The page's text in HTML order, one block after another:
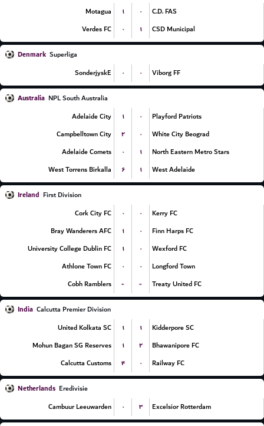
Motagua
۱ ۰
C.D. FAS
Verdes FC
۰ ۱ CSD Municipal
Denmark Superliga
SonderjyskE
۰ ۰ Viborg FF
Australia NPL South Australia
Adelaide City
۱ ۰
Playford Patriots
Campbelltown City
۲ ۰
White City Beograd
Adelaide Comets
۰ ۱
North Eastern Metro Stars
West Torrens Birkalla
۶ ۱ West Adelaide
Ireland First Division
Cork City FC
۰ ۰
Kerry FC
Bray Wanderers AFC
۱ ۰
Finn Harps FC
University College Dublin FC
۱ ۰
Wexford FC
Athlone Town FC
۰ ۰
Longford Town
Cobh Ramblers
- - Treaty United FC
India Calcutta Premier Division
United Kolkata SC
۱ ۱
Kidderpore SC
Mohun Bagan SG Reserves
۱ ۲
Bhawanipore FC
Calcutta Customs
۴ ۰ Railway FC
Netherlands Eredivisie
Cambuur Leeuwarden
۰ ۳ Excelsior Rotterdam